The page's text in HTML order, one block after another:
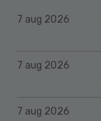
7 aug 2026
7 aug 2026
7 aug 2026